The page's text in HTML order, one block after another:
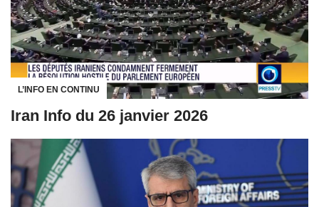
L’INFO EN CONTINU
Iran Info du 26 janvier 2026